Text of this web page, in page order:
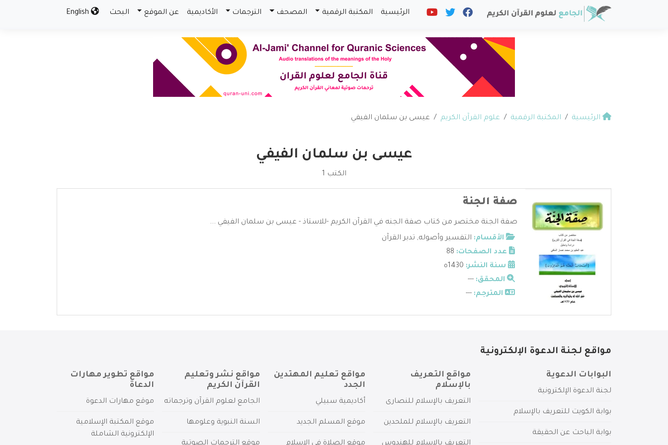
الرئيسية المكتبة الرقمية المصحف الترجمات الأكاديمية عن الموقع البحث
الرئيسية المكتبة الرقمية علوم القرآن الكريم عيسى بن سلمان الفيفي
عيسى بن سلمان الفيفي
الكتب 1
صفة الجنة
صفة الجنة مختصر من كتاب صفة الجنه في القرآن الكريم -للاستاذ - عيسى بن سلمان الفيفي ...
الأقسام: التفسير وأصوله, تدبر القرآن
عدد الصفحات:
سنة النشر:
المحقق: ---
المترجم: ---
مواقع لجنة الدعوة الإلكترونية
البوابات الدعوية
لجنة الدعوة الإلكترونية
بوابة الكويت للتعريف بالإسلام
بوابة الباحث عن الحقيقة
مواقع التعريف
بالإسلام
التعريف بالإسلام للنصارى
التعريف بالإسلام للملحدين
مواقع تعليم المهتدين
الجدد
أكاديمية سبيلي
موقع المسلم الجديد
مواقع نشر وتعليم
القرآن الكريم
الجامع لعلوم القرآن وترجماته
السنة النبوية وعلومها
مواقع تطوير مهارات
الدعاة
موقع مهارات الدعوة
موقع المكتبة الإسلامية
الإلكترونية الشاملة